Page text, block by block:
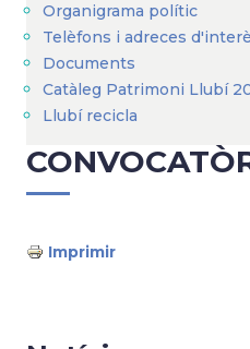
Organigrama polític
Telèfons i adreces
Documents
Catàleg Patrimoni Llubí
Llubí recicla
Imprimir